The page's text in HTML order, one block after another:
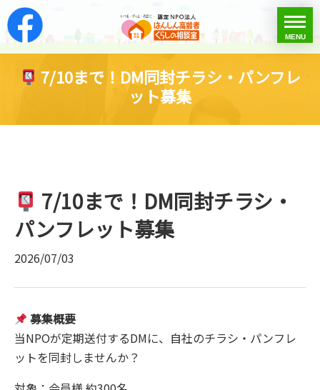
はんしん高齢者くら
toggle
menu
MENU
7/10まで！DM同封チラシ・パンフレ
ット募集
7/10まで！DM同封チラシ・
パンフレット募集
2026/07/03
募集概要
当NPOが定期送付するDMに、自社のチラシ・パンフレ
ットを同封しませんか？